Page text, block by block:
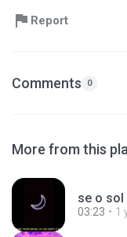
Report
Comments 0
More from this
03:23 1